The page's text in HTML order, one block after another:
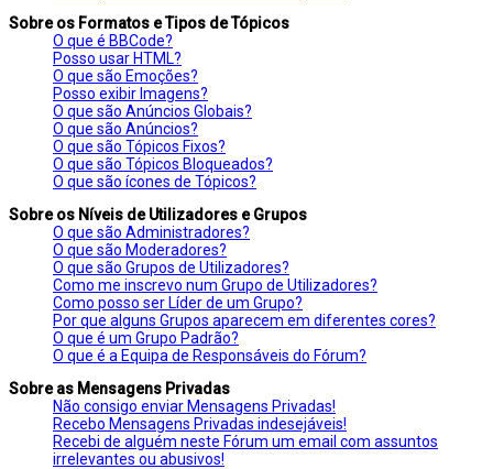
Sobre os Formatos e Tipos de Tópicos
O que é BBCode?
Posso usar HTML?
O que são Emoções?
Posso exibir Imagens?
O que são Anúncios Globais?
O que são Anúncios?
O que são Tópicos Fixos?
O que são Tópicos Bloqueados?
O que são ícones de Tópicos?
Sobre os Níveis de Utilizadores e Grupos
O que são Administradores?
O que são Moderadores?
O que são Grupos de Utilizadores?
Como me inscrevo num Grupo de Utilizadores?
Como posso ser Líder de um Grupo?
Por que alguns Grupos aparecem em diferentes cores?
O que é um Grupo Padrão?
O que é a Equipa de Responsáveis do Fórum?
Sobre as Mensagens Privadas
Não consigo enviar Mensagens Privadas!
Recebo Mensagens Privadas indesejáveis!
Recebi de alguém neste Fórum um email com assuntos
irrelevantes ou abusivos!